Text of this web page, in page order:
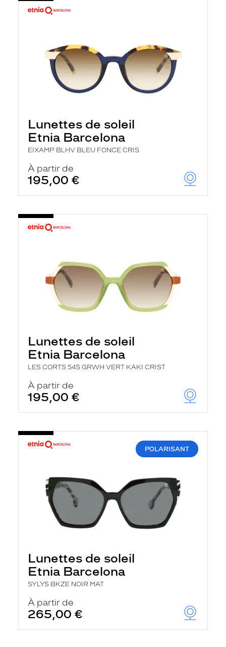
Lunettes de soleil
Etnia Barcelona
EIXAMP BLHV BLEU FONCE CRIS
À partir de
195,00 €
Lunettes de soleil
Etnia Barcelona
LES CORTS 54S GRWH VERT KAKI CRIST
À partir de
195,00 €
POLARISANT
Lunettes de soleil
Etnia Barcelona
SYLYS BKZE NOIR MAT
À partir de
265,00 €